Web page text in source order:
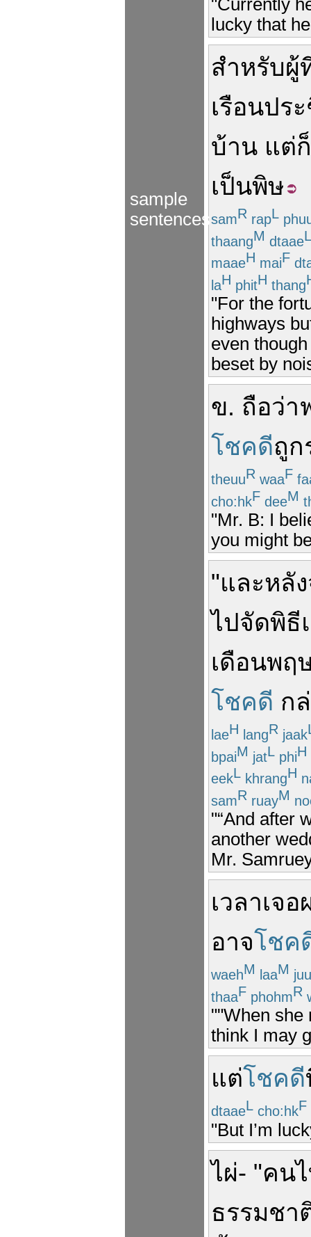
sample
sentences
"Currently
lucky that
สำหรับผู้
เรือนปร
บ้าน แต่ก็
เป็นพิษ
samR rapL
thaangM dtaaeL
maaeH maiF
laH phitH thang
"For the
highways
even
beset by
ข. ถือว่า
โชคดีถูก
theuuR waaF
cho:hkF deeM
"Mr. B: I
you might
"และหลั
ไปจัดพิธี
เดือนพฤ
โชคดี ก
laeH langR jaak
bpaiM jatL phiH
eekL khrangH
samR ruayM
"“And after
another
Mr.
เวลาเจอ
อาจโชค
waehM laaM
thaaF phohmR
""When she
think I may
แต่โชคดี
dtaaeL cho:hkF
"But I’m
ไผ่- "คน
ธรรมชา